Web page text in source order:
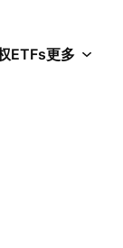
ETFs更多